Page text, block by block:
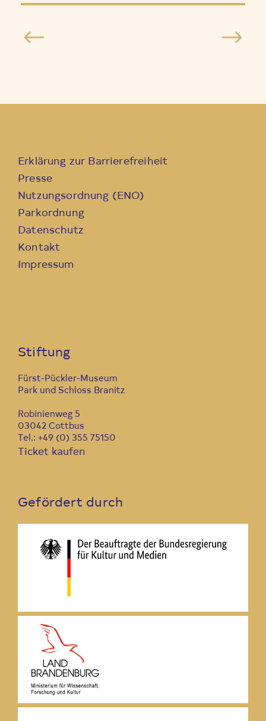
Erklärung zur Barrierefreiheit
Presse
Nutzungsordnung (ENO)
Parkordnung
Datenschutz
Kontakt
Impressum
Stiftung
Fürst-Pückler-Museum
Park und Schloss Branitz
Robinienweg 5
03042 Cottbus
Tel.: +49 (0) 355 75150
Ticket kaufen
Gefördert durch